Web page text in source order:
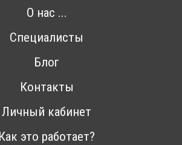
О нас ...
Специалисты
Блог
Контакты
Личный кабинет
Как это работает?